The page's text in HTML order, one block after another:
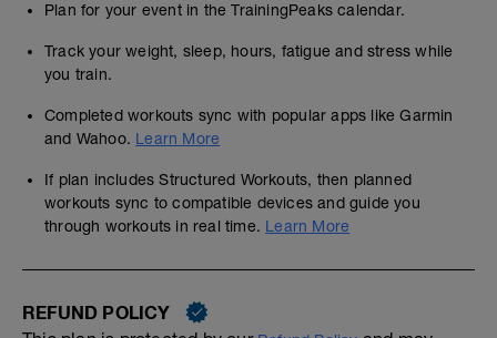
Plan for your event in the TrainingPeaks calendar.
Track your weight, sleep, hours, fatigue and stress while
you train.
Completed workouts sync with popular apps like Garmin
and Wahoo. Learn More
If plan includes Structured Workouts, then planned
workouts sync to compatible devices and guide you
through workouts in real time. Learn More
REFUND POLICY